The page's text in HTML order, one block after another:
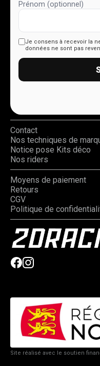
Prénom (optionnel)
Je consens à recevoir la
données ne sont pas
Contact
Nos techniques de
Notice pose Kits déco
Nos riders
Moyens de paiement
Retours
CGV
Politique de
Site réalisé avec le soutien